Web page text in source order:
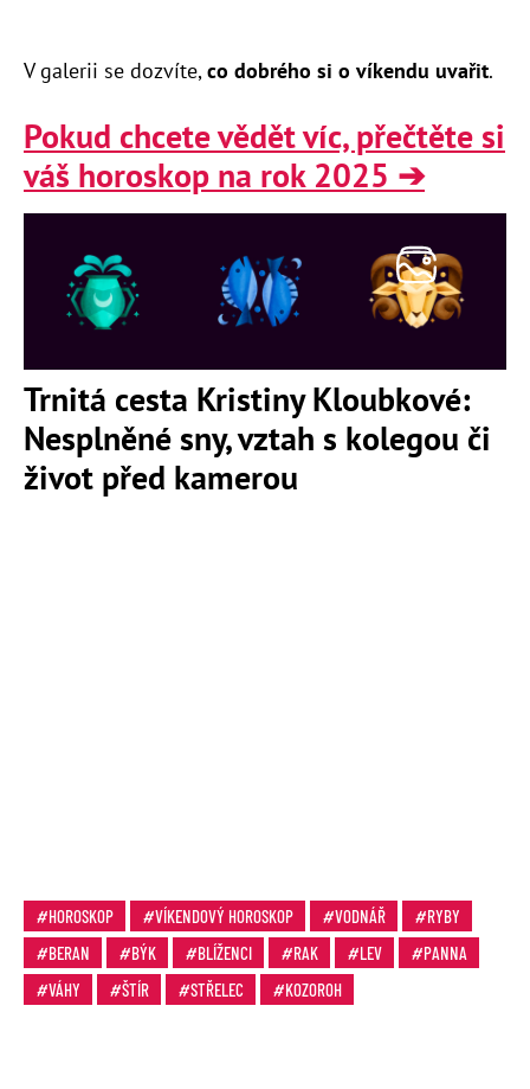
V galerii se dozvíte,co dobrého si o víkendu uvařit.
Pokud chcete vědět víc, přečtěte si
váš horoskop na rok 2025 ➔
Trnitá cesta Kristiny Kloubkové:
Nesplněné sny, vztah s kolegou či
život před kamerou
HOROSKOP VÍKENDOVÝ HOROSKOP VODNÁŘ
RYBY
BERAN
BÝK BLÍŽENCI RAK LEV
PANNA
VÁHY
ŠTÍR STŘELEC KOZOROH